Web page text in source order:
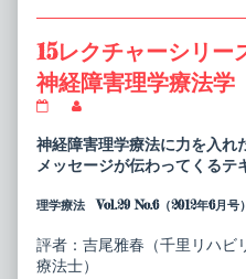
15レクチャーシリ
神経障害理学療法
ク
チ
ャ
シ
ー
ズ
理
posts
by
the
of
レ
ク
チ
神経障害理学療法に力を入れ
メッセージが伝わってくるテ
理学療法 Vol.29 No.6（2012年6月号
評者：吉尾雅春（千里リハビ
療法士）